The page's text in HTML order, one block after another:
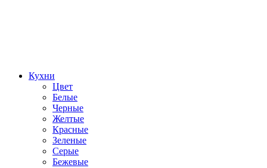
Кухни
Цвет
Белые
Черные
Желтые
Красные
Зеленые
Серые
Бежевые